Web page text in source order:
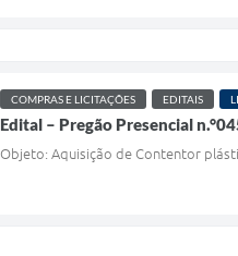
COMPRAS E LICITAÇÕES EDITAIS
Edital – Pregão Presencial
Objeto: Aquisição de Contentor